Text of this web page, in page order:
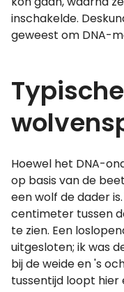
inschakelde.
geweest om DNA-
Typische
Hoewel het DNA-
op basis van de
een wolf de dader
centimeter tussen
te zien. Een
uitgesloten; ik was
bij de weide en 's
tussentijd loopt